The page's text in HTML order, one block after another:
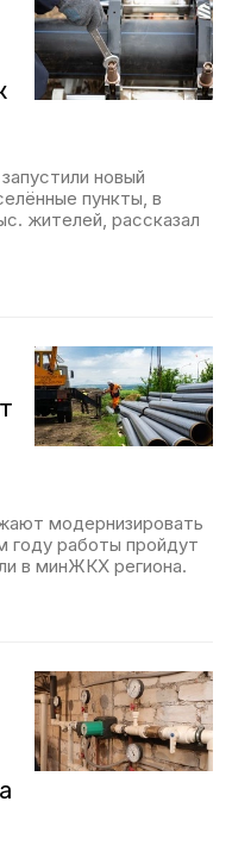
новый
пункты, в
жителей, рассказал
модернизировать
работы пройдут
в минЖКХ региона.